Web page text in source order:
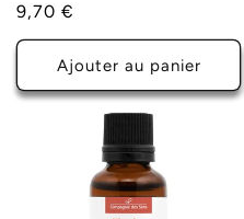
Prix
habituel
9,70 €
Ajouter au panier